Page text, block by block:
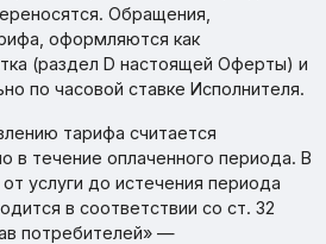
Обращения,
оформляются как
(раздел D настоящей Оферты) и
по часовой ставке Исполнителя.
тарифа считается
в течение оплаченного периода. В
от услуги до истечения периода
в соответствии со ст. 32
потребителей» —